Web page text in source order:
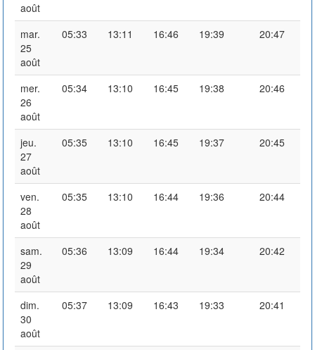
août
mar.
25
août
05:33 13:11 16:46 19:39 20:47
mer.
26
août
05:34 13:10 16:45 19:38 20:46
jeu.
27
août
05:35 13:10 16:45 19:37 20:45
ven.
28
août
05:35 13:10 16:44 19:36 20:44
sam.
29
août
05:36 13:09 16:44 19:34 20:42
dim.
30
août
05:37 13:09 16:43 19:33 20:41